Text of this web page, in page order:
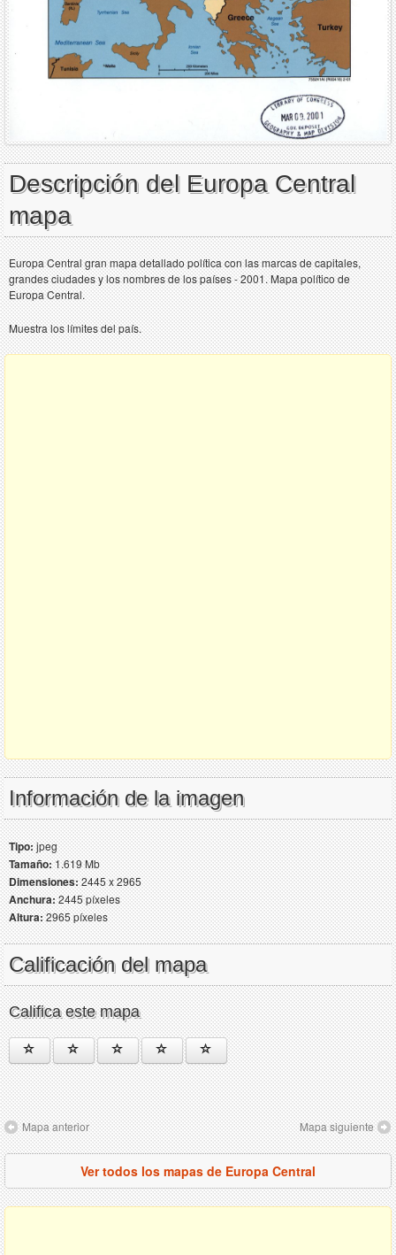
Descripción del Europa Central
mapa
Europa Central gran mapa detallado política con las marcas de capitales,
grandes ciudades y los nombres de los países - 2001. Mapa político de
Europa Central.
Muestra los límites del país.
Información de la imagen
Tipo:jpeg
Tamaño:1.619 Mb
Dimensiones:2445 x 2965
Anchura:2445 píxeles
Altura:2965 píxeles
Calificación del mapa
Califica este mapa
Mapa anterior Mapa siguiente
Ver todos los mapas de Europa Central